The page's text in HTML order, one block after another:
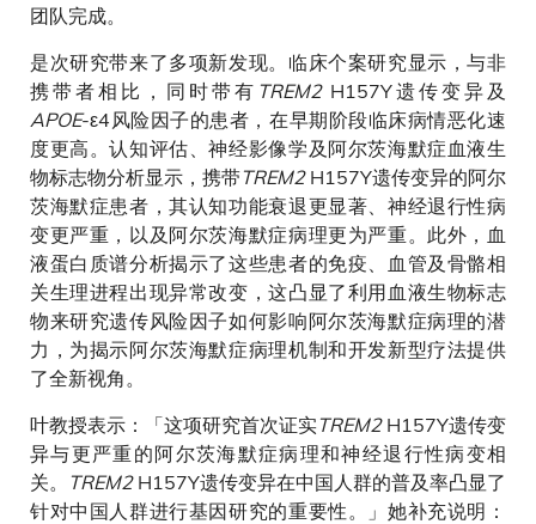
团队完成。
是次研究带来了多项新发现。临床个案研究显示，与非
携带者相比，同时带有 TREM2H157Y遗传变异及
APOE-ε4风险因子的患者，在早期阶段临床病情恶化速
度更高。认知评估、神经影像学及阿尔茨海默症血液生
物标志物分析显示，携带TREM2H157Y遗传变异的阿尔
茨海默症患者，其认知功能衰退更显著、神经退行性病
变更严重，以及阿尔茨海默症病理更为严重。此外，血
液蛋白质谱分析揭示了这些患者的免疫、血管及骨骼相
关生理进程出现异常改变，这凸显了利用血液生物标志
物来研究遗传风险因子如何影响阿尔茨海默症病理的潜
力，为揭示阿尔茨海默症病理机制和开发新型疗法提供
了全新视角。
叶教授表示：「这项研究首次证实TREM2H157Y遗传变
异与更严重的阿尔茨海默症病理和神经退行性病变相
关。 TREM2H157Y遗传变异在中国人群的普及率凸显了
针对中国人群进行基因研究的重要性。」她补充说明：